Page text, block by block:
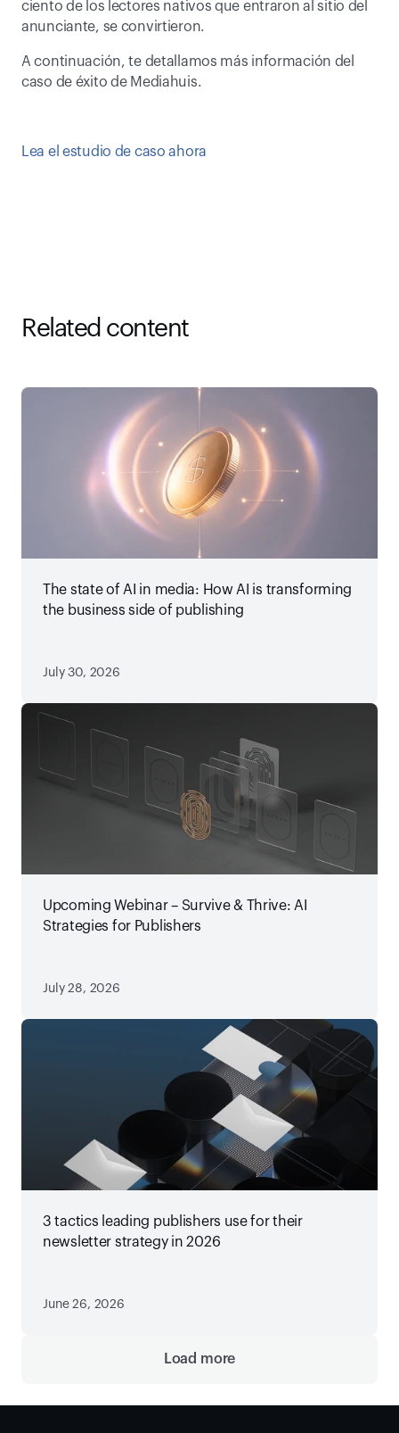
ciento de los lectores nativos que entraron al sitio del
anunciante, se convirtieron.
A continuación, te detallamos más información del
caso de éxito de Mediahuis.
Lea el estudio de caso ahora﻿
Related content
The state of AI in media: How AI is transforming
the business side of publishing
July 30, 2026
Upcoming Webinar – Survive & Thrive: AI
Strategies for Publishers
July 28, 2026
3 tactics leading publishers use for their
newsletter strategy in 2026
June 26, 2026
Load more